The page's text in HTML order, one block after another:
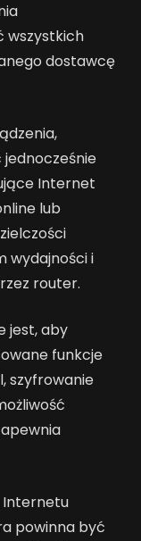
wszystkich
dostawcę
jednocześnie
Internet
lub
wydajności i
router.
jest, aby
funkcje
szyfrowanie
Internetu
powinna być